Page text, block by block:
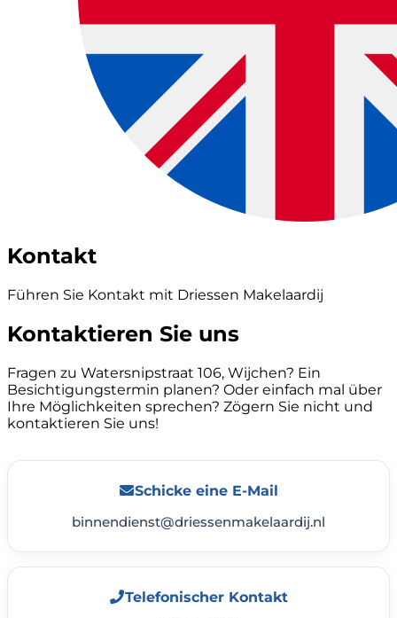
Kontakt
Führen Sie Kontakt mit Driessen Makelaardij
Kontaktieren Sie uns
Fragen zu Watersnipstraat 106, Wijchen? Ein
Besichtigungstermin planen? Oder einfach mal über
Ihre Möglichkeiten sprechen? Zögern Sie nicht und
kontaktieren Sie uns!
Schicke eine E-Mail
binnendienst@driessenmakelaardij.nl
Telefonischer Kontakt